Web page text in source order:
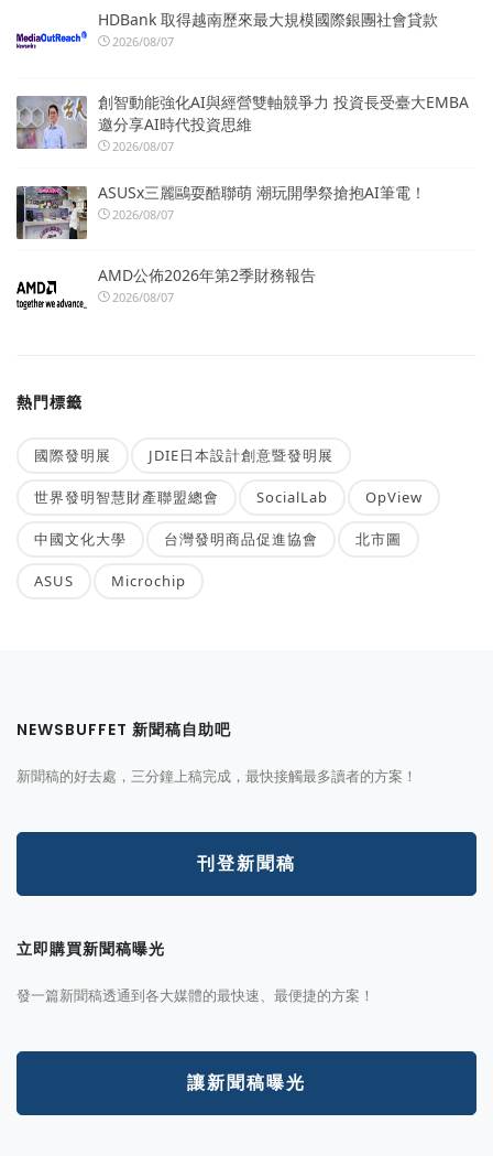
HDBank 取得越南歷來最大規模國際銀團社會貸款
2026/08/07
創智動能強化AI與經營雙軸競爭力 投資長受臺大EMBA
邀分享AI時代投資思維
2026/08/07
ASUSx三麗鷗耍酷聯萌 潮玩開學祭搶抱AI筆電！
2026/08/07
AMD公佈2026年第2季財務報告
2026/08/07
熱門標籤
國際發明展 JDIE日本設計創意暨發明展
世界發明智慧財產聯盟總會 SocialLab OpView
中國文化大學 台灣發明商品促進協會 北市圖
ASUS Microchip
NEWSBUFFET 新聞稿自助吧
新聞稿的好去處，三分鐘上稿完成，最快接觸最多讀者的方案！
刊登新聞稿
立即購買新聞稿曝光
發一篇新聞稿透通到各大媒體的最快速、最便捷的方案！
讓新聞稿曝光